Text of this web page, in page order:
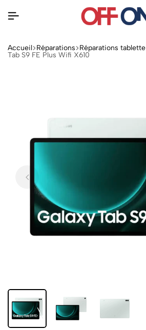
Accueil Réparations Réparations tablette
Tab S9 FE Plus Wifi X610